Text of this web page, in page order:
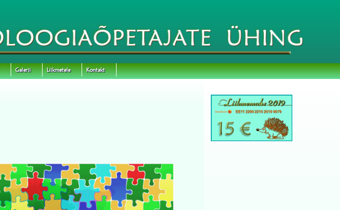
Galerii Liikmetele Kontakt